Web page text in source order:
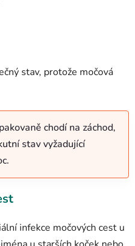
stav, protože močová
chodí na záchod,
stav vyžadující
infekce močových cest u